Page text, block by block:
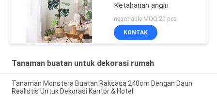
Ketahanan angin
negotiable MOQ:20 pcs
KONTAK
Tanaman buatan untuk dekorasi rumah
Tanaman Monstera Buatan Raksasa 240cm Dengan Daun
Realistis Untuk Dekorasi Kantor & Hotel